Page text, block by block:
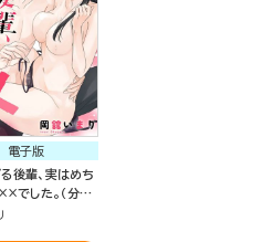
電子版
後輩、実はめち
でした。（分冊